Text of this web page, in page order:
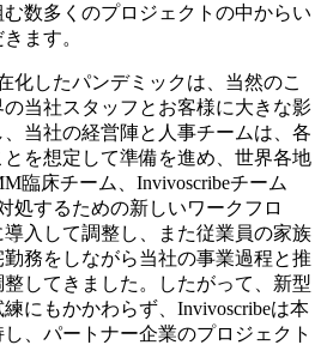
数多くのプロジェクトの中からい
ます。
化したパンデミックは、当然のこ
当社スタッフとお客様に大きな影
当社の経営陣と人事チームは、各
を想定して準備を進め、世界各地
臨床チーム、Invivoscribeチーム
処するための新しいワークフロ
入して調整し、また従業員の家族
務をしながら当社の事業過程と推
してきました。したがって、新型
にもかかわらず、Invivoscribeは本
、パートナー企業のプロジェクト